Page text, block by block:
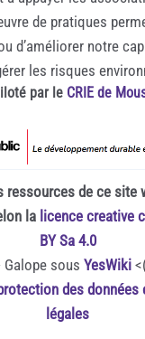
de pratiques
d’améliorer notre
les risques
par le CRIE de
ressources de ce site
la licence creative
BY Sa 4.0
Galope sous YesWiki
des données
légales